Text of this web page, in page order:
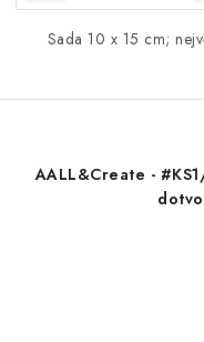
Sada 10 x 15 cm;
AALL&Create -